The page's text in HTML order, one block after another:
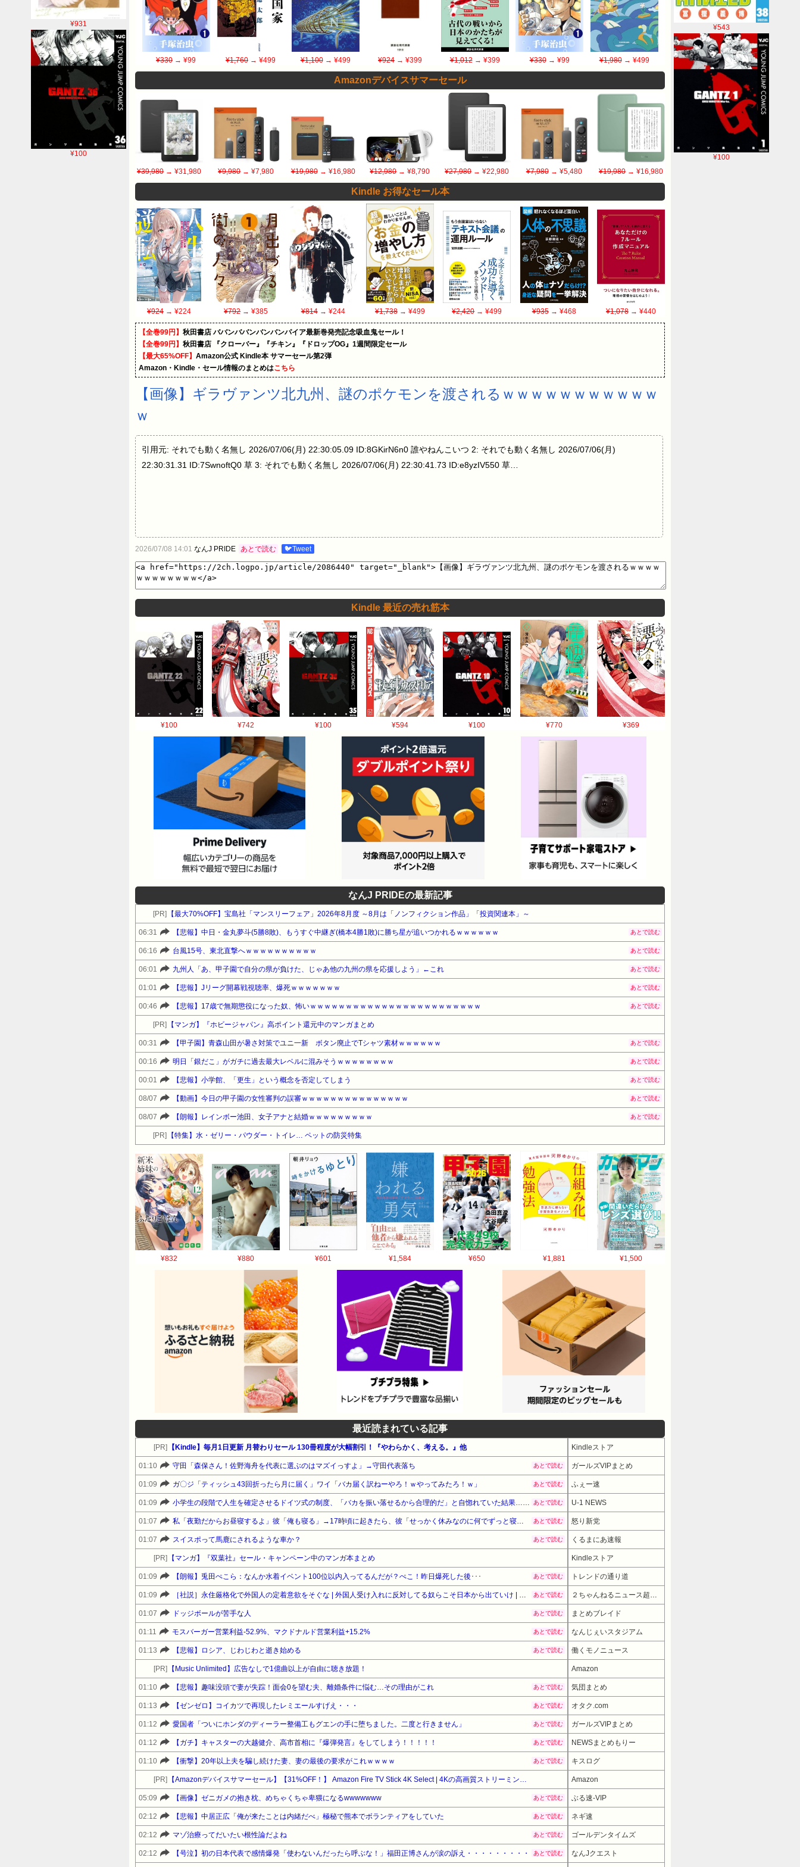
¥543
¥100
¥931
¥100
¥330 → ¥99 ¥1,760 → ¥499 ¥1,100→ ¥499 ¥924 → ¥399 ¥1,012→ ¥399 ¥330→ ¥99 ¥1,980→ ¥499
Amazonデバイスサマーセール
¥39,980 → ¥31,980 ¥9,980→ ¥7,980 ¥19,980→ ¥16,980 ¥12,980→ ¥8,790 ¥27,980→ ¥22,980 ¥7,980→ ¥5,480 ¥19,980→ ¥16,980
Kindle お得なセール本
¥924 → ¥224 ¥792→ ¥385 ¥814→ ¥244 ¥1,738→ ¥499 ¥2,420→ ¥499 ¥935→ ¥468 ¥1,078→ ¥440
【全巻99円】 秋田書店 ババンババンバンバンパイア最新巻発売記念吸血鬼セール！
【全巻99円】 秋田書店 『クローバー』『チキン』『ドロップOG』1週間限定セール
【最大65%OFF】 Amazon公式 Kindle本 サマーセール第2弾
Amazon・Kindle・セール情報のまとめはこちら
【画像】ギラヴァンツ北九州、謎のポケモンを渡されるｗｗｗｗｗｗｗｗｗｗｗ
ｗ
引用元: それでも動く名無し 2026/07/06(月) 22:30:05.09 ID:8GKirN6n0 誰やねんこいつ 2: それでも動く名無し 2026/07/06(月)
22:30:31.31 ID:7SwnoftQ0 草 3: それでも動く名無し 2026/07/06(月) 22:30:41.73 ID:e8yzIV550 草…
2026/07/08 14:01 なんJ PRIDE あとで読む 🐦Tweet
Kindle 最近の売れ筋本
¥100 ¥742 ¥100 ¥594 ¥100 ¥770 ¥369
なんJ PRIDEの最新記事
[PR] 【最大70%OFF】宝島社「マンスリーフェア」2026年8月度 ～8月は「ノンフィクション作品」「投資関連本」～
06:31 【悲報】中日・金丸夢斗(5勝8敗)、もうすぐ中継ぎ(橋本4勝1敗)に勝ち星が追いつかれるｗｗｗｗｗｗ あとで読む
06:16 台風15号、東北直撃へｗｗｗｗｗｗｗｗｗｗ あとで読む
06:01 九州人「あ、甲子園で自分の県が負けた、じゃあ他の九州の県を応援しよう」←これ あとで読む
01:01 【悲報】Jリーグ開幕戦視聴率、爆死ｗｗｗｗｗｗｗ あとで読む
00:46 【悲報】17歳で無期懲役になった奴、怖いｗｗｗｗｗｗｗｗｗｗｗｗｗｗｗｗｗｗｗｗｗｗｗｗ あとで読む
[PR] 【マンガ】『ホビージャパン』高ポイント還元中のマンガまとめ
00:31 【甲子園】青森山田が暑さ対策でユニ一新 ボタン廃止でTシャツ素材ｗｗｗｗｗｗ あとで読む
00:16 明日「銀だこ」がガチに過去最大レベルに混みそうｗｗｗｗｗｗｗｗ あとで読む
00:01 【悲報】小学館、「更生」という概念を否定してしまう あとで読む
08/07 【動画】今日の甲子園の女性審判の誤審ｗｗｗｗｗｗｗｗｗｗｗｗｗｗｗ あとで読む
08/07 【朗報】レインボー池田、女子アナと結婚ｗｗｗｗｗｗｗｗｗ あとで読む
[PR] 【特集】水・ゼリー・パウダー・トイレ… ペットの防災特集
¥832 ¥880 ¥601 ¥1,584 ¥650 ¥1,881 ¥1,500
最近読まれている記事
[PR] 【Kindle】毎月1日更新 月替わりセール 130冊程度が大幅割引！『やわらかく、考える。』他 Kindleストア
01:10 守田「森保さん！佐野海舟を代表に選ぶのはマズイっすよ」→守田代表落ち あとで読む ガールズVIPまとめ
01:09 ガ〇ジ「ティッシュ43回折ったら月に届く」ワイ「バカ届く訳ねーやろ！ｗやってみたろ！ｗ」 あとで読む ふぇー速
01:09 小学生の段階で人生を確定させるドイツ式の制度、「バカを振い落せるから合理的だ」と自惚れていた結果…… あとで読む U-1 NEWS
01:07 私「夜勤だからお昼寝するよ」彼「俺も寝る」→17時頃に起きたら、彼「せっかく休みなのに何でずっと寝てるの？俺といる意味ある？彼女が家にいるのに1人で居るって あとで読む 怒り新党
01:07 スイスポって馬鹿にされるような車か？ あとで読む くるまにあ速報
[PR] 【マンガ】『双葉社』セール・キャンペーン中のマンガ本まとめ Kindleストア
01:09 【朗報】兎田ぺこら：なんか水着イベント100位以内入ってるんだが？ぺこ！昨日爆死した後･･･ あとで読む トレンドの通り道
01:09 ［社説］永住厳格化で外国人の定着意欲をそぐな | 外国人受け入れに反対してる奴らこそ日本から出ていけ | 重税で国民の労働意欲を削ぐな あとで読む ２ちゃんねるニュース超速まとめ＋
01:07 ドッジボールが苦手な人 あとで読む まとめブレイド
01:11 モスバーガー営業利益-52.9%、マクドナルド営業利益+15.2% あとで読む なんじぇいスタジアム
01:13 【悲報】ロシア、じわじわと逝き始める あとで読む 働くモノニュース
[PR] 【Music Unlimited】広告なしで1億曲以上が自由に聴き放題！ Amazon
01:10 【悲報】趣味没頭で妻が失踪！面会0を望む夫、離婚条件に悩む…その理由がこれ あとで読む 気団まとめ
01:13 【ゼンゼロ】コイカツで再現したレミエールすげえ・・・ あとで読む オタク.com
01:12 愛国者「ついにホンダのディーラー整備工もグエンの手に堕ちました。二度と行きません」 あとで読む ガールズVIPまとめ
01:12 【ガチ】キャスターの大越健介、高市首相に『爆弾発言』をしてしまう！！！！！ あとで読む NEWSまとめもりー
01:10 【衝撃】20年以上夫を騙し続けた妻、妻の最後の要求がこれｗｗｗｗ あとで読む キスログ
[PR] 【Amazonデバイスサマーセール】【31%OFF！】 Amazon Fire TV Stick 4K Select | 4Kの高画質ストリーミング | ストリーミングメディアプレイヤー Amazon
05:09 【画像】ゼニガメの抱き枕、めちゃくちゃ卑猥になるwwwwwww あとで読む ぶる速-VIP
02:12 【悲報】中居正広「俺が来たことは内緒だべ」極秘で熊本でボランティアをしていた あとで読む ネギ速
02:12 マゾ治療ってだいたい根性論だよね あとで読む ゴールデンタイムズ
02:12 【号泣】初の日本代表で感情爆発「使わないんだったら呼ぶな！」福田正博さんが涙の訴え・・・・・・・・・ あとで読む なんJクエスト